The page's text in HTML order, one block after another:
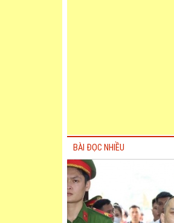
BÀI ĐỌC NHIỀU